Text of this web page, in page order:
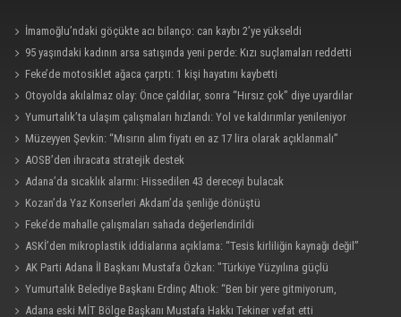
İmamoğlu’ndaki göçükte acı bilanço: can kaybı 2’ye yükseldi
95 yaşındaki kadının arsa satışında yeni perde: Kızı suçlamaları reddetti
Feke’de motosiklet ağaca çarptı: 1 kişi hayatını kaybetti
Otoyolda akılalmaz olay: Önce çaldılar, sonra “Hırsız çok” diye uyardılar
Yumurtalık’ta ulaşım çalışmaları hızlandı: Yol ve kaldırımlar yenileniyor
Müzeyyen Şevkin: “Mısırın alım fiyatı en az 17 lira olarak açıklanmalı”
AOSB’den ihracata stratejik destek
Adana’da sıcaklık alarmı: Hissedilen 43 dereceyi bulacak
Kozan’da Yaz Konserleri Akdam’da şenliğe dönüştü
Feke’de mahalle çalışmaları sahada değerlendirildi
ASKİ’den mikroplastik iddialarına açıklama: “Tesis kirliliğin kaynağı değil”
AK Parti Adana İl Başkanı Mustafa Özkan: "Türkiye Yüzyılına güçlü
teşkilatımızla yürüyoruz"
Yumurtalık Belediye Başkanı Erdinç Altıok: “Ben bir yere gitmiyorum,
partimdeyim”
Adana eski MİT Bölge Başkanı Mustafa Hakkı Tekiner vefat etti